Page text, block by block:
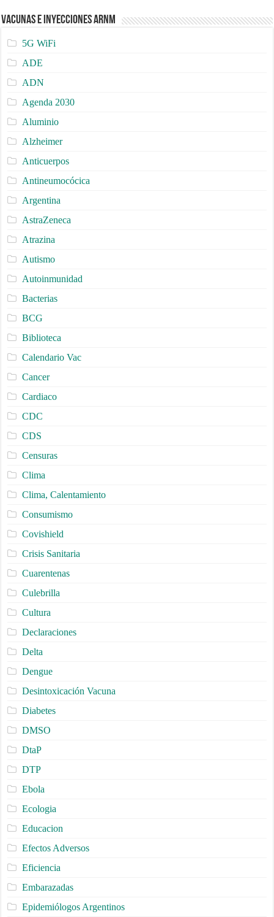
Vacunas e Inyecciones ARNm
5G WiFi
ADE
ADN
Agenda 2030
Aluminio
Alzheimer
Anticuerpos
Antineumocócica
Argentina
AstraZeneca
Atrazina
Autismo
Autoinmunidad
Bacterias
BCG
Biblioteca
Calendario Vac
Cancer
Cardiaco
CDC
CDS
Censuras
Clima
Clima, Calentamiento
Consumismo
Covishield
Crisis Sanitaria
Cuarentenas
Culebrilla
Cultura
Declaraciones
Delta
Dengue
Desintoxicación Vacuna
Diabetes
DMSO
DtaP
DTP
Ebola
Ecologia
Educacion
Efectos Adversos
Eficiencia
Embarazadas
Epidemiólogos Argentinos